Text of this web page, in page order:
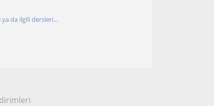
da ilgili dersleri...